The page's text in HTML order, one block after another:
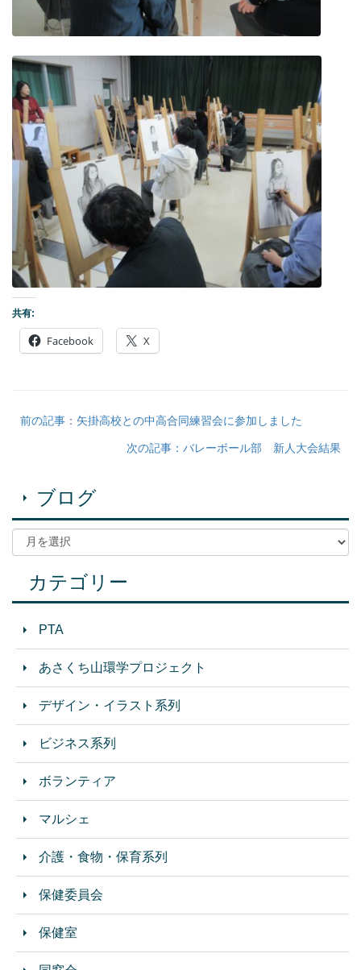
共有:
Facebook X
前の記事：矢掛高校との中高合同練習会に参加しました
次の記事：バレーボール部 新人大会結果
ブログ
カテゴリー
PTA
あさくち山環学プロジェクト
デザイン・イラスト系列
ビジネス系列
ボランティア
マルシェ
介護・食物・保育系列
保健委員会
保健室